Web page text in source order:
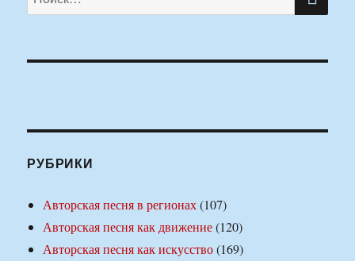
РУБРИКИ
Авторская песня в регионах(107)
Авторская песня как движение(120)
Авторская песня как искусство(169)